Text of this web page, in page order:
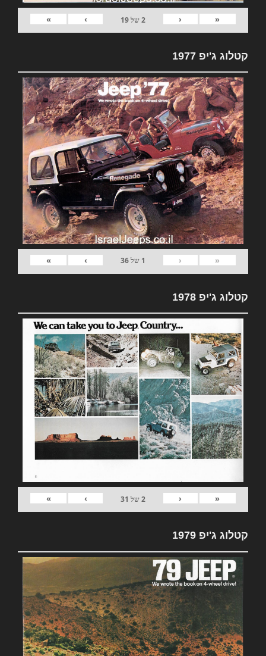
«
‹
2של19
›
»
קטלוג ג'יפ 1977
«
‹
1 של36
›
»
קטלוג ג'יפ 1978
«
‹
2של 31
›
»
קטלוג ג'יפ 1979